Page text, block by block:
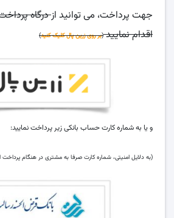
جهت پرداخت، می توانید ازدرگاه
اقدام نمایید(بر روی زرین پال کلیک کنید)
و یا به شماره کارت حساب بانکی زیر پرداخت نمایید:
(به دلایل امنیتی، شماره کارت صرفا به مشتری در هنگام پرداخت ارائه